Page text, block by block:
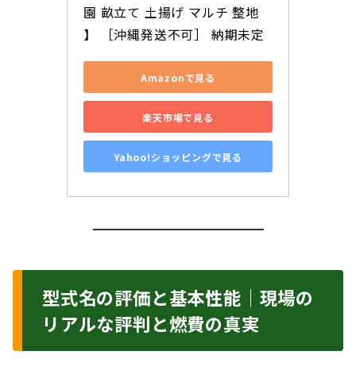
園 畝立て 土揚げ マルチ 整地
】 ［沖縄発送不可］ 納期未定
Amazonで見る
楽天市場で見る
Yahoo!ショッピングで見る
型式名の評価と基本性能｜現場の
リアルな評判と燃費の真実